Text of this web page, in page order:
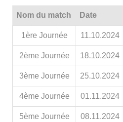
Nom du match Date
1ère Journée 11.10.2024
2ème Journée 18.10.2024
3ème Journée 25.10.2024
4ème Journée 01.11.2024
5ème Journée 08.11.2024